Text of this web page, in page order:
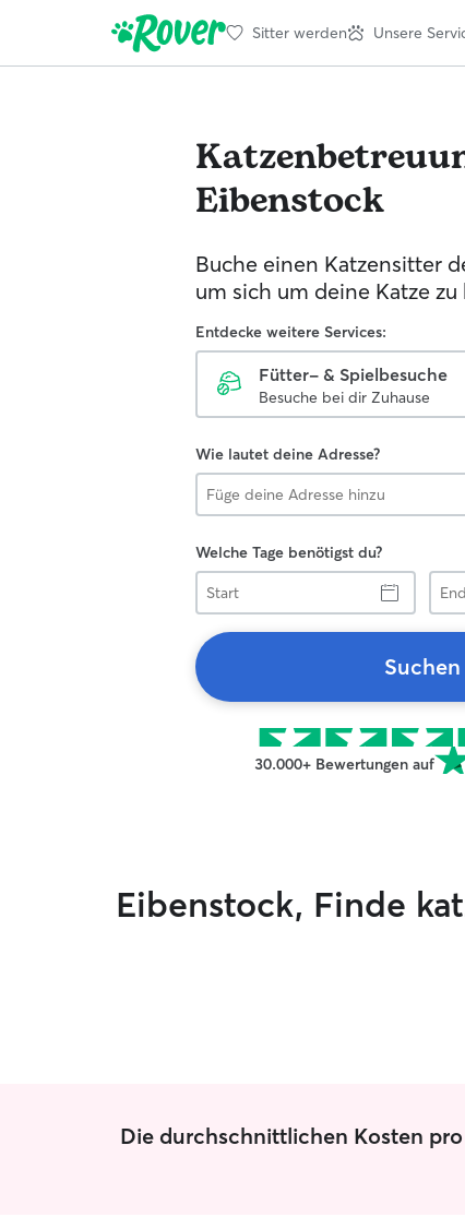
Sitter werden Unsere
Eibenstock
Buche einen Katzensitter
um sich um deine Katze
Entdecke weitere Services:
Fütter- & Spielbesuche
Besuche bei dir Zuhause
Wie lautet deine Adresse?
Welche Tage benötigst du?
Start
Ende
Suchen
30.000+ Bewertungen auf
Eibenstock, Finde
Die durchschnittlichen Kosten